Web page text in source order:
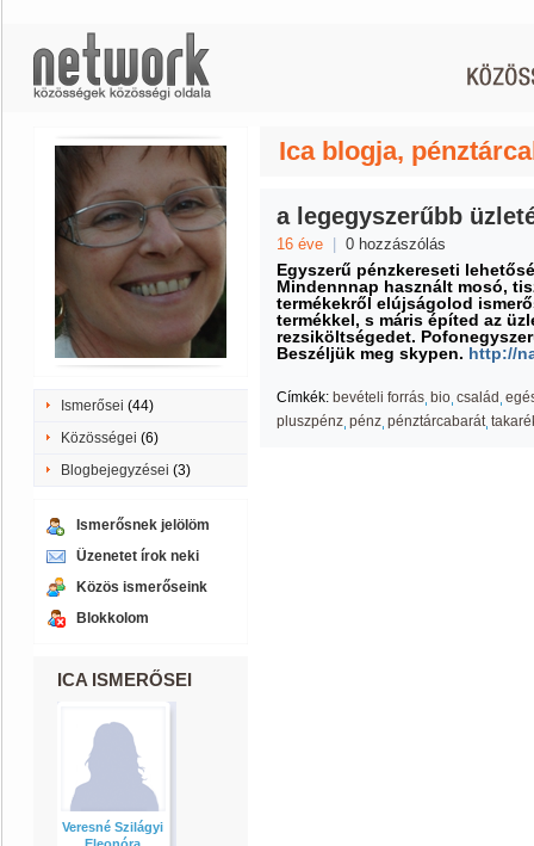
Ismerősei (44)
Közösségei (6)
Blogbejegyzései (3)
Ismerősnek jelölöm
Üzenetet írok neki
Közös ismerőseink
Blokkolom
ICA ISMERŐSEI
Veresné Szilágyi
Ica blogja,
a legegyszerűbb
16 éve 0 hozzászólás
Egyszerű pénzkereseti
Mindennnap használt mosó,
termékekről elújságolod
termékkel, s máris építed az
rezsiköltségedet.
Beszéljük meg skypen. http://
Címkék: bevételi forrás bio család
pluszpénz pénz pénztárcabarát